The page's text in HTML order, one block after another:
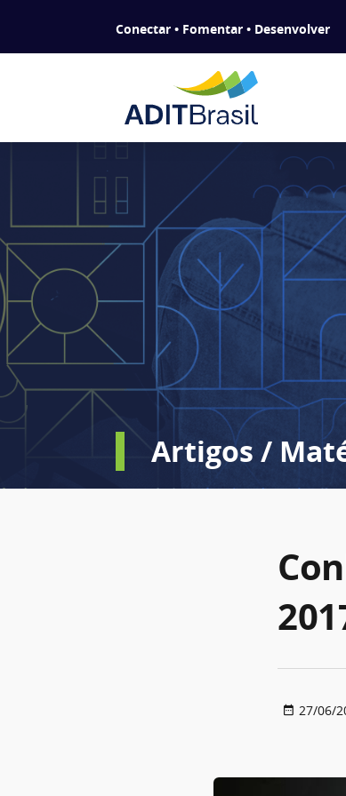
Conectar • Fomentar • Desenvolver
Artigos /
27/06/